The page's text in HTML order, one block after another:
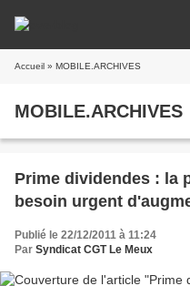
Accueil » MOBILE.ARCHIVES
MOBILE.ARCHIVES
Prime dividendes : la
besoin urgent
Publié le 22/12/2011 à 11:24
Par Syndicat CGT Le Meux